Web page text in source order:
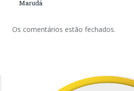
Marudá
Os comentários estão fechados.